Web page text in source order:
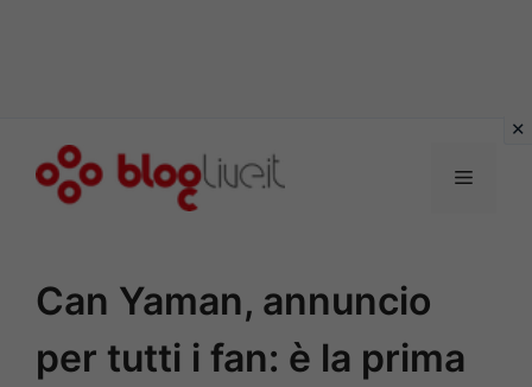
Menu
Can Yaman, annuncio
per tutti i fan: è la prima